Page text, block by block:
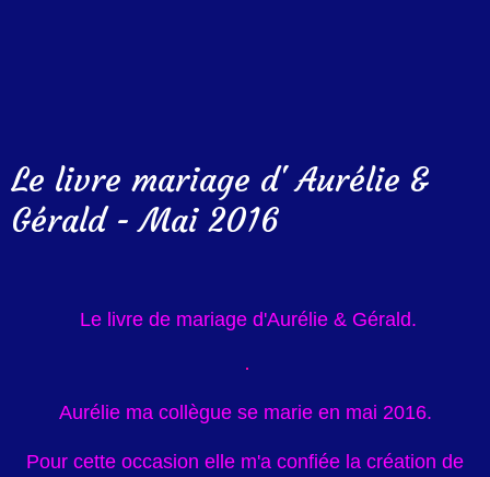
Le livre mariage d' Aurélie &
Gérald - Mai 2016
Le livre de mariage d'Aurélie & Gérald.
Aurélie ma collègue se marie en mai 2016.
Pour cette occasion elle m'a confiée la création de